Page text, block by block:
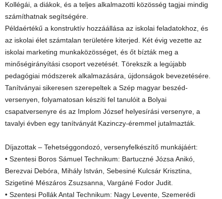
Kollégái, a diákok, és a teljes alkalmazotti közösség tagjai mindig
számíthatnak segítségére.
Példaértékű a konstruktív hozzáállása az iskolai feladatokhoz, és
az iskolai élet számtalan területére kiterjed. Két évig vezette az
iskolai marketing munkaközösséget, és őt bízták meg a
minőségirányítási csoport vezetését. Törekszik a legújabb
pedagógiai módszerek alkalmazására, újdonságok bevezetésére.
Tanítványai sikeresen szerepeltek a Szép magyar beszéd-
versenyen, folyamatosan készíti fel tanulóit a Bolyai
csapatversenyre és az Implom József helyesírási versenyre, a
tavalyi évben egy tanítványát Kazinczy-éremmel jutalmazták.
Díjazottak – Tehetséggondozó, versenyfelkészítő munkájáért:
• Szentesi Boros Sámuel Technikum: Bartuczné Józsa Anikó,
Berezvai Debóra, Mihály István, Sebesiné Kulcsár Krisztina,
Szigetiné Mészáros Zsuzsanna, Vargáné Fodor Judit.
• Szentesi Pollák Antal Technikum: Nagy Levente, Szemerédi